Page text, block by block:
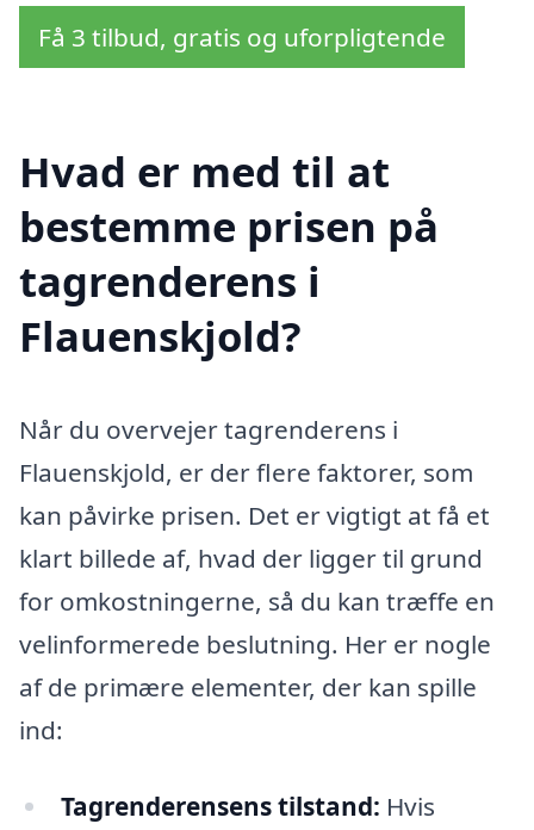
Få 3 tilbud, gratis og uforpligtende
Hvad er med til at
bestemme prisen på
tagrenderens i
Flauenskjold?
Når du overvejer tagrenderens i
Flauenskjold, er der flere faktorer, som
kan påvirke prisen. Det er vigtigt at få et
klart billede af, hvad der ligger til grund
for omkostningerne, så du kan træffe en
velinformerede beslutning. Her er nogle
af de primære elementer, der kan spille
ind:
Tagrenderensens tilstand: Hvis